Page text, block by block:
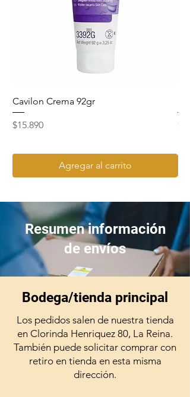
Cavilon Crema 92gr
Precio
$15.890
Agregar al carrito
Resumen información
de envíos
Bodega/tienda principal
Los pedidos salen de nuestra tienda
en Clorinda Henriquez 80, La Reina.
También puede solicitar comprar con
retiro en tienda en esta misma
dirección.